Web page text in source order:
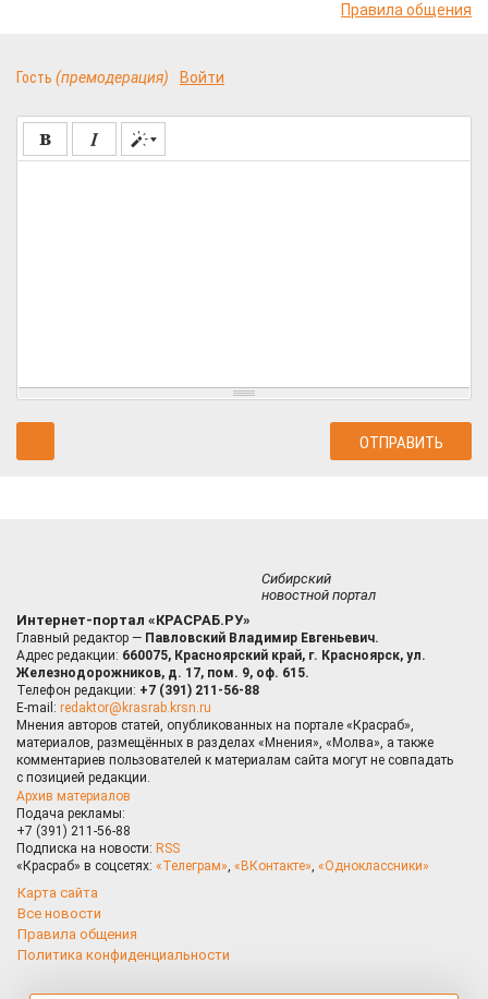
Правила общения
Гость (премодерация) Войти
Сибирский
новостной портал
Интернет-портал «КРАСРАБ.РУ»
Главный редактор — Павловский Владимир Евгеньевич.
Адрес редакции: 660075, Красноярский край, г. Красноярск, ул.
Железнодорожников, д. 17, пом. 9, оф. 615.
Телефон редакции: +7 (391) 211-56-88
E-mail: redaktor@krasrab.krsn.ru
Мнения авторов статей, опубликованных на портале «Красраб»,
материалов, размещённых в разделах «Мнения», «Молва», а также
комментариев пользователей к материалам сайта могут не совпадать
с позицией редакции.
Архив материалов
Подача рекламы:
+7 (391) 211-56-88
Подписка на новости: RSS
«Красраб» в соцсетях: «Телеграм», «ВКонтакте», «Одноклассники»
Карта сайта
Все новости
Правила общения
Политика конфиденциальности